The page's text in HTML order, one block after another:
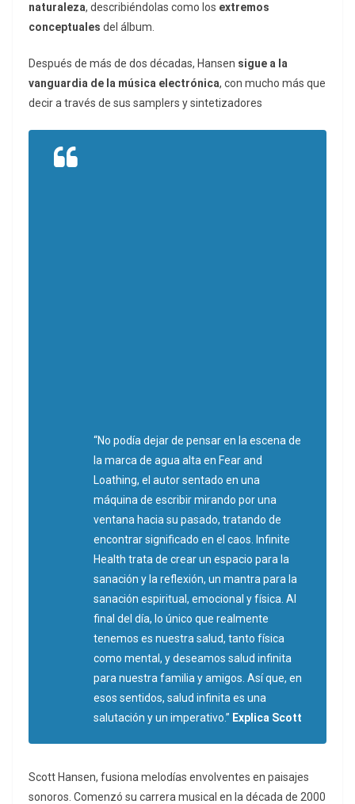
naturaleza, describiéndolas como los extremos
conceptuales del álbum.
Después de más de dos décadas, Hansen sigue a la
vanguardia de la música electrónica, con mucho más que
decir a través de sus samplers y sintetizadores
“No podía dejar de pensar en la escena de
la marca de agua alta en Fear and
Loathing, el autor sentado en una
máquina de escribir mirando por una
ventana hacia su pasado, tratando de
encontrar significado en el caos. Infinite
Health trata de crear un espacio para la
sanación y la reflexión, un mantra para la
sanación espiritual, emocional y física. Al
final del día, lo único que realmente
tenemos es nuestra salud, tanto física
como mental, y deseamos salud infinita
para nuestra familia y amigos. Así que, en
esos sentidos, salud infinita es una
salutación y un imperativo.” Explica Scott
Scott Hansen, fusiona melodías envolventes en paisajes
sonoros. Comenzó su carrera musical en la década de 2000